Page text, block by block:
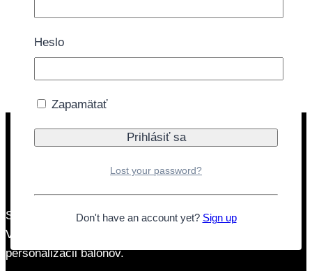
Sme rodinná firma so zameraním na párty produkty.
Venujeme sa aj balónovým výzdobám s dovozom a
personalizácii balónov.
Heslo
Zapamätať
Lost your password?
Don't have an account yet? Sign up